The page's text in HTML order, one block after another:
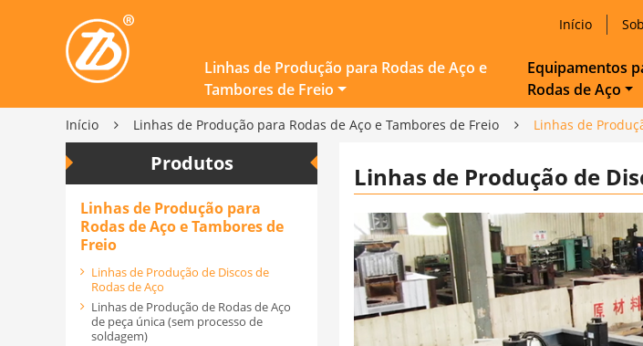
Início
Linhas de Produção para Rodas de Aço e
Tambores de Freio
Equipamentos
Rodas de Aço
Início Linhas de Produção para Rodas de Aço e Tambores de Freio Linhas de
Linhas de Produção de
Produtos
Linhas de Produção para
Rodas de Aço e Tambores de
Freio
Linhas de Produção de Discos de
Rodas de Aço
Linhas de Produção de Rodas de Aço
de peça única (sem processo de
soldagem)